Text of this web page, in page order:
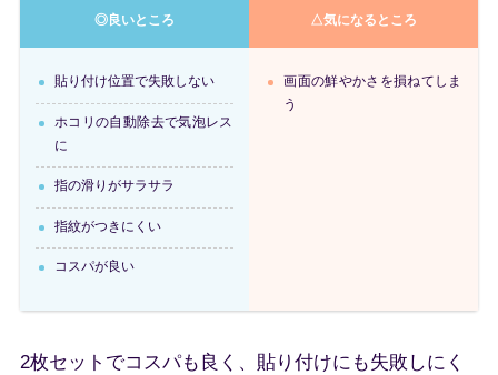
◎良いところ
貼り付け位置で失敗しない
ホコリの自動除去で気泡レス
に
指の滑りがサラサラ
指紋がつきにくい
コスパが良い
△気になるところ
画面の鮮やかさを損ねてしま
う
2枚セットでコスパも良く、貼り付けにも失敗しにく